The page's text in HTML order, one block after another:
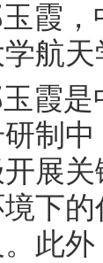
霞，
航天
霞是
制
展
下
此